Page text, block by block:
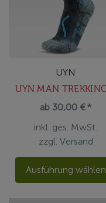
UYN
ab 30,00 € *
inkl. ges. MwSt.
zzgl. Versand
Ausführung wählen